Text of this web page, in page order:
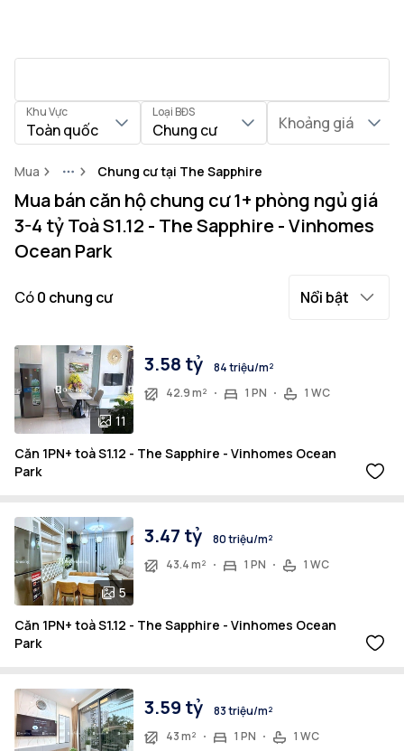
Khu Vực
Toàn quốc
Loại BĐS
Chung cư Khoảng giá
Mua MoreChung cư tại The Sapphire
Mua bán căn hộ chung cư 1+ phòng ngủ giá
3-4 tỷ Toà S1.12 - The Sapphire - Vinhomes
Ocean Park
Có0 chung cư Nổi bật
11
3.58 tỷ
84 triệu/m²
42.9 m²
1 PN 1 WC
Căn 1PN+ toà S1.12 - The Sapphire - Vinhomes Ocean
Park
5
3.47 tỷ
80 triệu/m²
43.4 m²
1 PN 1 WC
Căn 1PN+ toà S1.12 - The Sapphire - Vinhomes Ocean
Park
3.59 tỷ
83 triệu/m²
43 m²
1 PN 1 WC